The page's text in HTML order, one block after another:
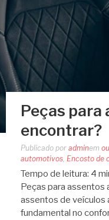
Peças para
encontrar?
Publicado por adminem
automotivos, Encosto de
Tempo de leitura: 4
Peças para
assentos de veículos
fundamental no